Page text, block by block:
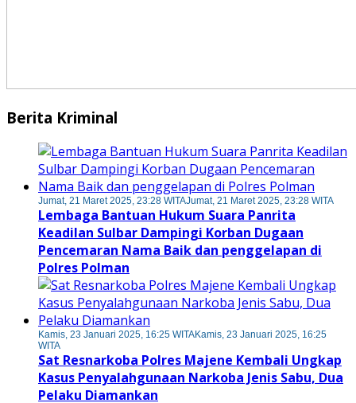
Berita Kriminal
Jumat, 21 Maret 2025, 23:28 WITAJumat, 21 Maret 2025, 23:28 WITA
Lembaga Bantuan Hukum Suara Panrita
Keadilan Sulbar Dampingi Korban Dugaan
Pencemaran Nama Baik dan penggelapan di
Polres Polman
Kamis, 23 Januari 2025, 16:25 WITAKamis, 23 Januari 2025, 16:25
WITA
Sat Resnarkoba Polres Majene Kembali Ungkap
Kasus Penyalahgunaan Narkoba Jenis Sabu, Dua
Pelaku Diamankan